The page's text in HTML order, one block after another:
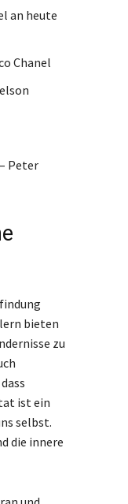
an heute
Chanel
Peter
bieten
zu
ist ein
selbst.
die innere